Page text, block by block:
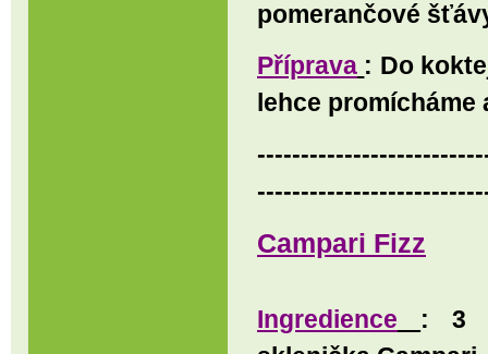
pomerančové
Příprava : Do
lehce promícháme
Campari Fizz
Ingredience
: 3